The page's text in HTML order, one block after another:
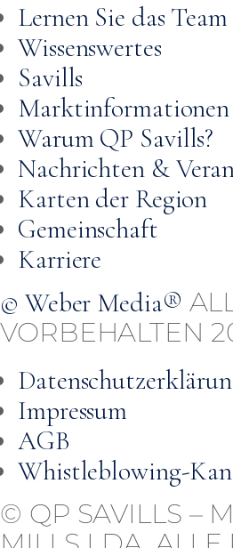
Lernen Sie das
Wissenswertes
Savills
Marktinformationen
Warum QP Savills?
Nachrichten &
Karten der Region
Gemeinschaft
Karriere
© Weber Media®
VORBEHALTEN
Impressum
AGB
Whistleblowing-
© QP SAVILLS –